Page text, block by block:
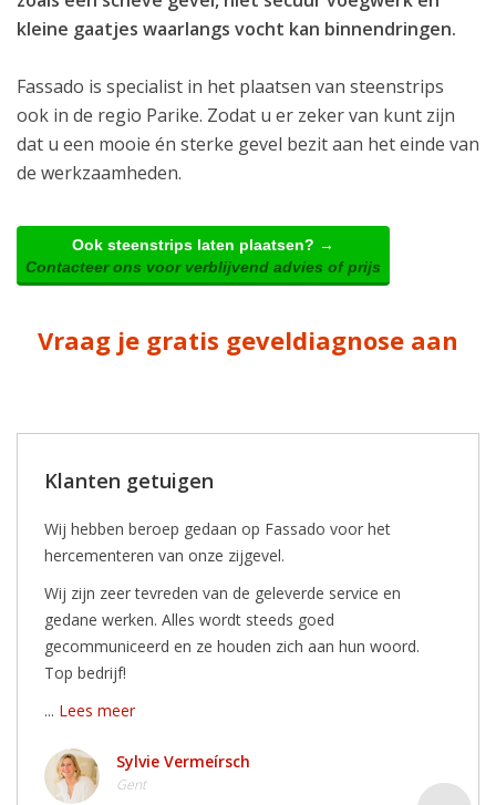
kleine gaatjes waarlangs vocht kan binnendringen.
Fassado is specialist in het plaatsen van steenstrips
ook in de regio Parike. Zodat u er zeker van kunt zijn
dat u een mooie én sterke gevel bezit aan het einde van
de werkzaamheden.
Ook steenstrips laten plaatsen? →
Contacteer ons voor verblijvend advies of prijs
Vraag je gratis geveldiagnose aan
Klanten getuigen
Wij hebben beroep gedaan op Fassado voor het
hercementeren van onze zijgevel.
Wij zijn zeer tevreden van de geleverde service en
gedane werken. Alles wordt steeds goed
gecommuniceerd en ze houden zich aan hun woord.
Top bedrijf!
... Lees meer
Sylvie Vermeírsch
Gent